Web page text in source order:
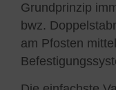
Grundprinzip
bwz.
am Pfosten